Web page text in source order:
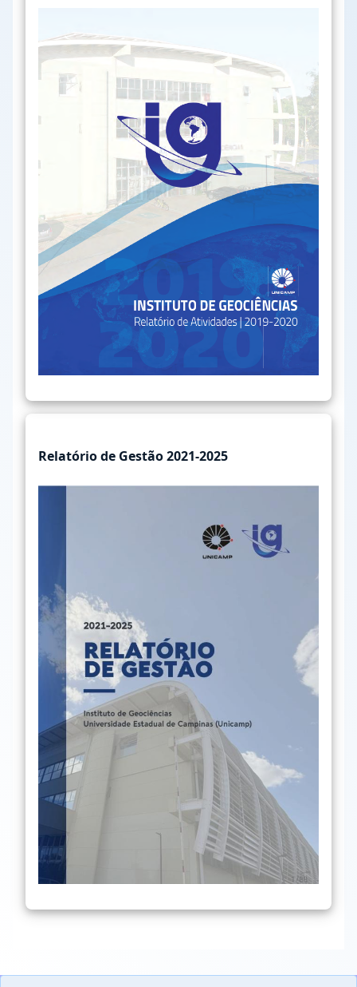
Relatório de Gestão 2021-2025